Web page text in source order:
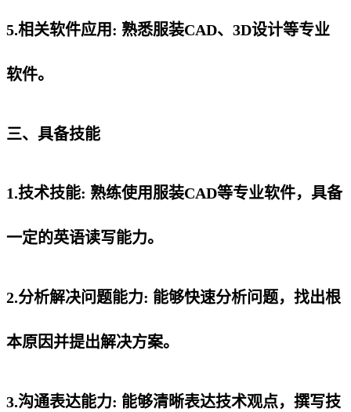
5.相关软件应用: 熟悉服装CAD、3D设计等专业
软件。
三、具备技能
1.技术技能: 熟练使用服装CAD等专业软件，具备
一定的英语读写能力。
2.分析解决问题能力: 能够快速分析问题，找出根
本原因并提出解决方案。
3.沟通表达能力: 能够清晰表达技术观点，撰写技